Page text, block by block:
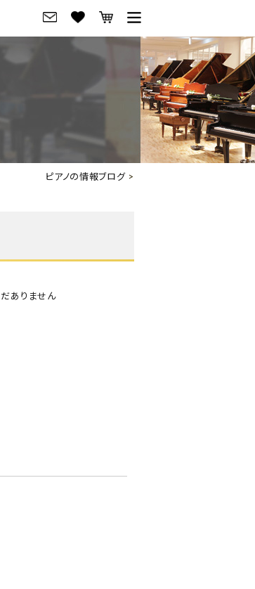
ご来店・試弾予約
ご来店・ご試弾予約
会社概要
ピアノの情報ブログ>
ありません